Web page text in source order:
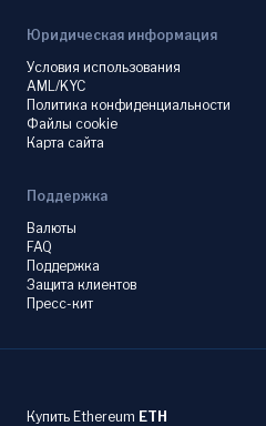
Юридическая информация
Условия использования
AML/KYC
Политика конфиденциальности
Файлы cookie
Карта сайта
Поддержка
Валюты
FAQ
Поддержка
Защита клиентов
Пресс-кит
Купить Ethereum ETH